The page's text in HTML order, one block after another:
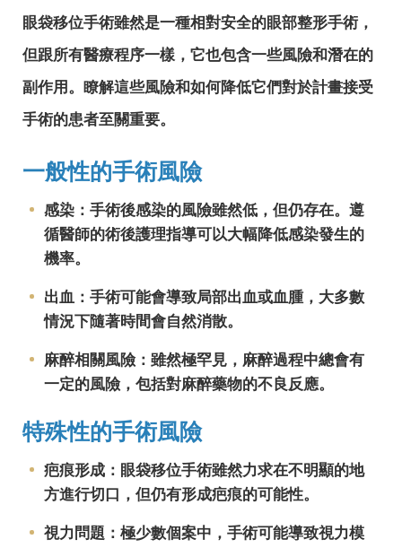
眼袋移位手術雖然是一種相對安全的眼部整形手術，
但跟所有醫療程序一樣，它也包含一些風險和潛在的
副作用。瞭解這些風險和如何降低它們對於計畫接受
手術的患者至關重要。
一般性的手術風險
感染：手術後感染的風險雖然低，但仍存在。遵
循醫師的術後護理指導可以大幅降低感染發生的
機率。
出血：手術可能會導致局部出血或血腫，大多數
情況下隨著時間會自然消散。
麻醉相關風險：雖然極罕見，麻醉過程中總會有
一定的風險，包括對麻醉藥物的不良反應。
特殊性的手術風險
疤痕形成：眼袋移位手術雖然力求在不明顯的地
方進行切口，但仍有形成疤痕的可能性。
視力問題：極少數個案中，手術可能導致視力模